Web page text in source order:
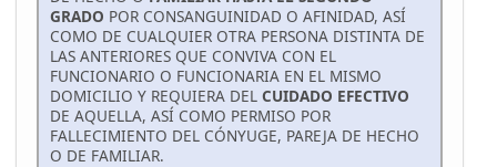
GRADO POR CONSANGUINIDAD O AFINIDAD, ASÍ
COMO DE CUALQUIER OTRA PERSONA DISTINTA DE
LAS ANTERIORES QUE CONVIVA CON EL
FUNCIONARIO O FUNCIONARIA EN EL MISMO
DOMICILIO Y REQUIERA DEL CUIDADO EFECTIVO
DE AQUELLA, ASÍ COMO PERMISO POR
FALLECIMIENTO DEL CÓNYUGE, PAREJA DE HECHO
O DE FAMILIAR.